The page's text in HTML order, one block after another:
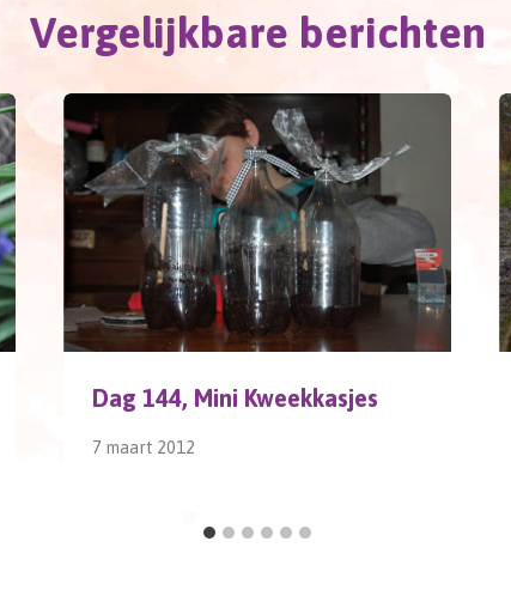
Vergelijkbare berichten
Dag 144, Mini Kweekkasjes
7 maart 2012